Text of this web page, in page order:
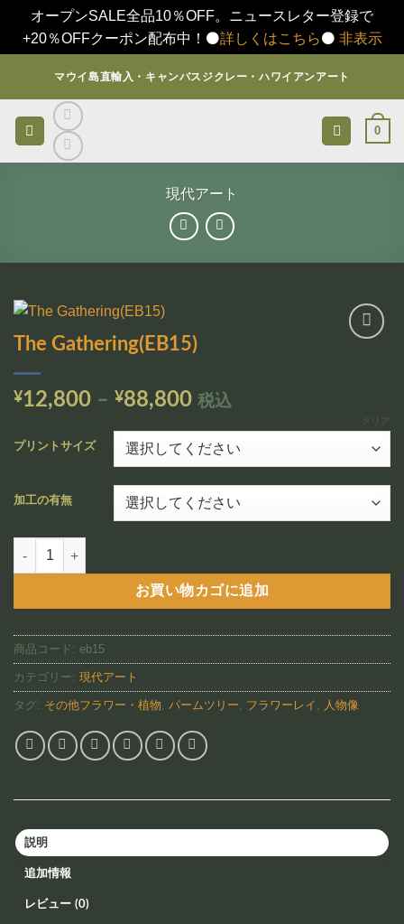
オープンSALE全品10％OFF。ニュースレター登録で
+20％OFFクーポン配布中！⚫️詳しくはこちら⚫️ 非表示
マウイ島直輸入・キャンバスジクレー・ハワイアンアート
0
現代アート
The Gathering(EB15)
¥12,800 – ¥88,800価
帯:
¥12,800
–
¥88,800
税込
プリントサイズ
加工の有無
クリア
The Gathering(EB15)個
お買い物カゴに追加
商品コード: eb15
カテゴリー: 現代アート
タグ: その他フラワー・植物, パームツリー, フラワーレイ , 人物像
説明
追加情報
レビュー (0)